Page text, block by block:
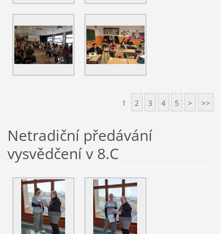
1 2 3 4 5 > >>
Netradiční předávání
vysvědčení v 8.C